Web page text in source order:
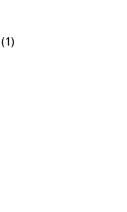
(1)